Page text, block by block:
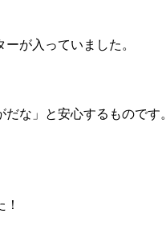
が入っていました。
な」と安心するものです。